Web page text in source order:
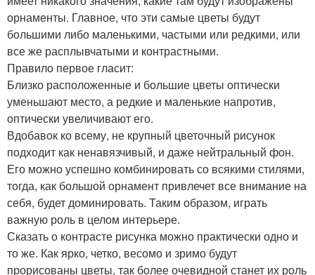
орнаменты. Главное, что эти самые цветы будут
большими либо маленькими, частыми или редкими, или
все же расплывчатыми и контрастными.
Правило первое гласит:
Близко расположенные и большие цветы оптически
уменьшают место, а редкие и маленькие напротив,
оптически увеличивают его.
Вдобавок ко всему, не крупный цветочный рисунок
подходит как ненавязчивый, и даже нейтральный фон.
Его можно успешно комбинировать со всякими стилями,
тогда, как большой орнамент привлечет все внимание на
себя, будет доминировать. Таким образом, играть
важную роль в целом интерьере.
Сказать о контрасте рисунка можно практически одно и
то же. Как ярко, четко, весомо и зримо будут
прорисованы цветы, так более очевидной станет их роль